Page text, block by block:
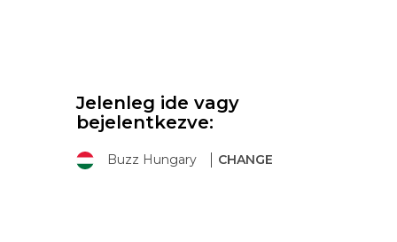
Jelenleg ide vagy
bejelentkezve:
Buzz Hungary CHANGE